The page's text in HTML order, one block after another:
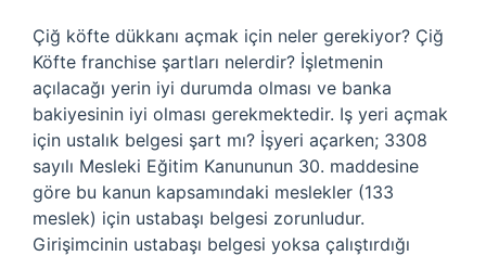
Çiğ köfte dükkanı açmak için neler gerekiyor? Çiğ
Köfte franchise şartları nelerdir? İşletmenin
açılacağı yerin iyi durumda olması ve banka
bakiyesinin iyi olması gerekmektedir. Iş yeri açmak
için ustalık belgesi şart mı? İşyeri açarken; 3308
sayılı Mesleki Eğitim Kanununun 30. maddesine
göre bu kanun kapsamındaki meslekler (133
meslek) için ustabaşı belgesi zorunludur.
Girişimcinin ustabaşı belgesi yoksa çalıştırdığı